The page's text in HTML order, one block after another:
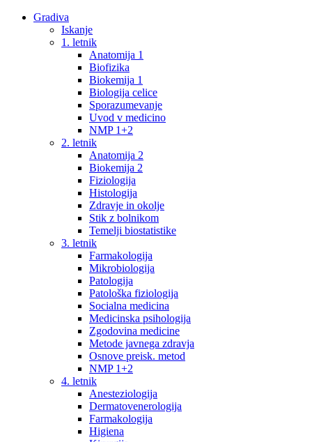
Gradiva
Iskanje
1. letnik
Anatomija 1
Biofizika
Biokemija 1
Biologija celice
Sporazumevanje
Uvod v medicino
NMP 1+2
2. letnik
Anatomija 2
Biokemija 2
Fiziologija
Histologija
Zdravje in okolje
Stik z bolnikom
Temelji biostatistike
3. letnik
Farmakologija
Mikrobiologija
Patologija
Patološka fiziologija
Socialna medicina
Medicinska psihologija
Zgodovina medicine
Metode javnega zdravja
Osnove preisk. metod
NMP 1+2
4. letnik
Anesteziologija
Dermatovenerologija
Farmakologija
Higiena